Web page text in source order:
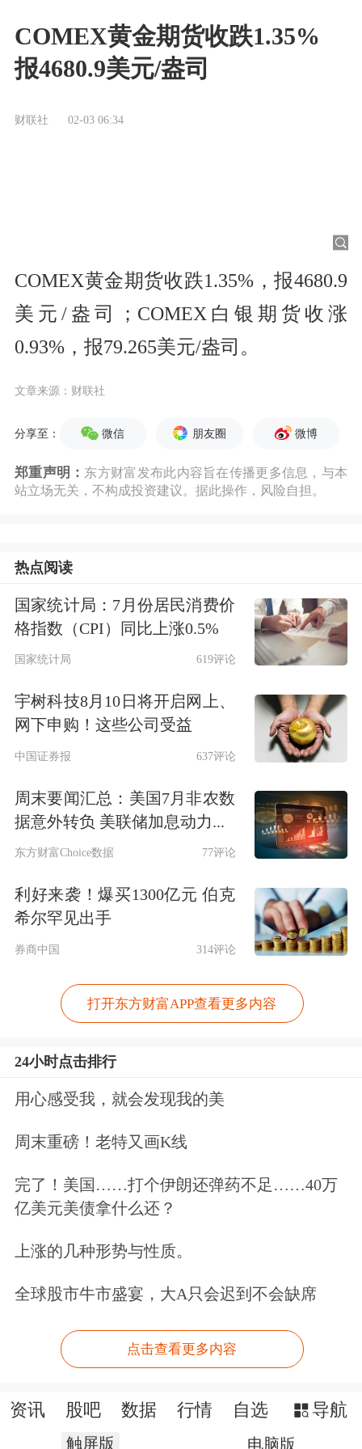
COMEX黄金期货收跌1.35%
报4680.9美元/盎司
财联社 02-03 06:34
COMEX黄金期货收跌1.35%，报4680.9
美元/盎司；COMEX白银期货收涨
0.93%，报79.265美元/盎司。
文章来源：财联社
分享至： 微信 朋友圈 微博
郑重声明： 东方财富发布此内容旨在传播更多信息，与本
站立场无关，不构成投资建议。据此操作，风险自担。
热点阅读
国家统计局：7月份居民消费价
格指数（CPI）同比上涨0.5%
国家统计局 619评论
宇树科技8月10日将开启网上、
网下申购！这些公司受益
中国证券报 637评论
周末要闻汇总：美国7月非农数
据意外转负 美联储加息动力...
东方财富Choice数据 77评论
利好来袭！爆买1300亿元 伯克
希尔罕见出手
券商中国 314评论
打开东方财富APP查看更多内容
24小时点击排行
用心感受我，就会发现我的美
周末重磅！老特又画K线
完了！美国……打个伊朗还弹药不足……40万
亿美元美债拿什么还？
上涨的几种形势与性质。
全球股市牛市盛宴，大A只会迟到不会缺席
点击查看更多内容
资讯 股吧 数据 行情 自选 导航
触屏版 电脑版